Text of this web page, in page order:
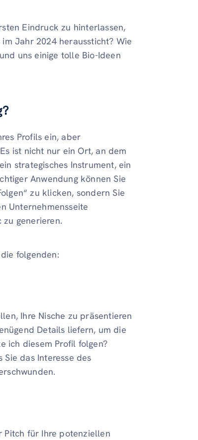
Eindruck zu hinterlassen,
Jahr 2024 heraussticht? Wie
uns einige tolle Bio-Ideen
Profils ein, aber
ist nicht nur ein Ort, an dem
strategisches Instrument, ein
Anwendung können Sie
zu klicken, sondern Sie
Unternehmensseite
zu generieren.
folgenden:
Ihre Nische zu präsentieren
Details liefern, um die
ich diesem Profil folgen?
das Interesse des
Pitch für Ihre potenziellen